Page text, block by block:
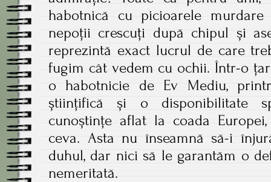
habotnică cu picioarele
nepoții crescuți după chipul și
reprezintă exact lucrul de care
fugim cât vedem cu ochii. Într-o
o habotnicie de Ev Mediu,
științifică și o disponibilitate
cunoștințe aflat la coada
ceva. Asta nu înseamnă să-i
duhul, dar nici să le garantăm o
nemeritată.